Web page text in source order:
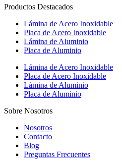
Productos Destacados
Lámina de Acero Inoxidable
Placa de Acero Inoxidable
Lámina de Aluminio
Placa de Aluminio
Lámina de Acero Inoxidable
Placa de Acero Inoxidable
Lámina de Aluminio
Placa de Aluminio
Sobre Nosotros
Nosotros
Contacto
Blog
Preguntas Frecuentes